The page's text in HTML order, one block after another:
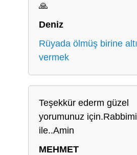
🙏
Deniz
Rüyada ölmüş birine
vermek
Teşekkür ederm güzel
yorumunuz
ile..Amin
MEHMET